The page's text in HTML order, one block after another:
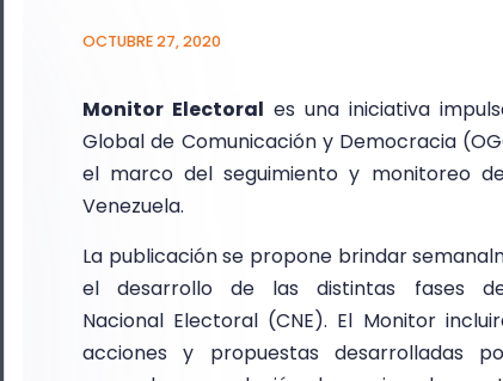
OCTUBRE 27, 2020
Monitor Electoral es una iniciativa
Global de Comunicación y Democracia
el marco del seguimiento y monitoreo
Venezuela.
La publicación se propone brindar
el desarrollo de las distintas fases
Nacional Electoral (CNE). El Monitor
acciones y propuestas desarrolladas